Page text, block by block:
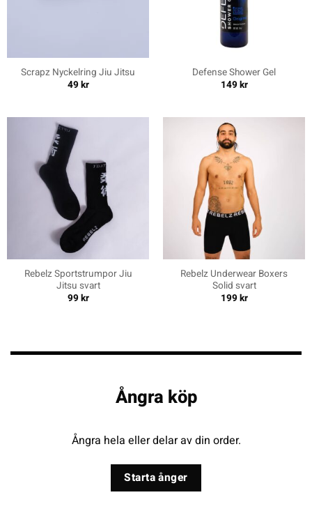
Scrapz Nyckelring Jiu Jitsu
49kr
Defense Shower Gel
149kr
Rebelz Sportstrumpor Jiu
Jitsu svart
99kr
Rebelz Underwear Boxers
Solid svart
199kr
Ångra köp
Ångra hela eller delar av din order.
Starta ånger